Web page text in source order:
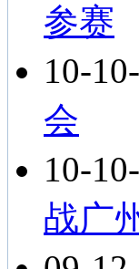
参赛
10-
会
10-
战广